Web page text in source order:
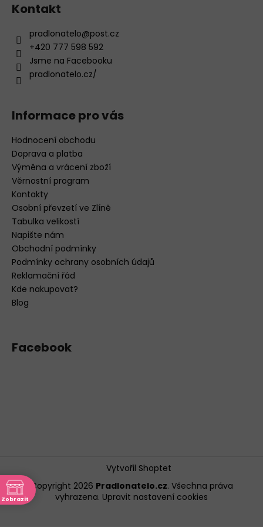
Kontakt
pradlonatelo@post.cz
+420 777 598 592
Jsme na Facebooku
pradlonatelo.cz/
Informace pro vás
Hodnocení obchodu
Doprava a platba
Výměna a vrácení zboží
Věrnostní program
Kontakty
Osobní převzetí ve Zlíně
Tabulka velikostí
Napište nám
Obchodní podmínky
Podmínky ochrany osobních údajů
Reklamační řád
Kde nakupovat?
Blog
Facebook
Vytvořil Shoptet
Copyright 2026 Pradlonatelo.cz. Všechna práva
vyhrazena. Upravit nastavení cookies
Zobrazit